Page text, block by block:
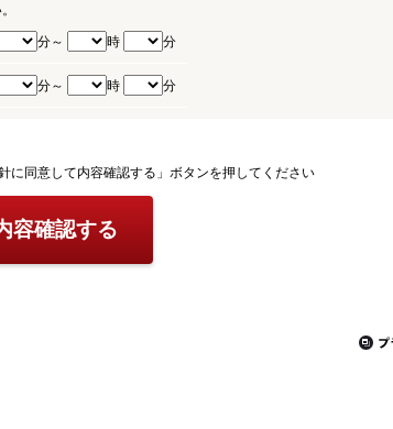
分～ 時 分
分～ 時 分
に同意して内容確認する」ボタンを押してください
容確認する